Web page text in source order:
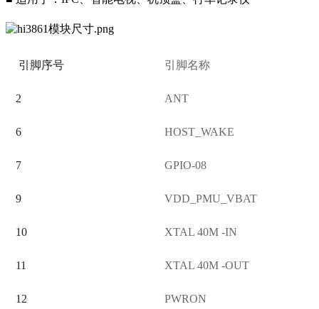
引脚序号 引脚名称
2 ANT
6 HOST_WAKE
7 GPIO-08
9 VDD_PMU_VBAT
10 XTAL 40M -IN
11 XTAL 40M -OUT
12 PWRON